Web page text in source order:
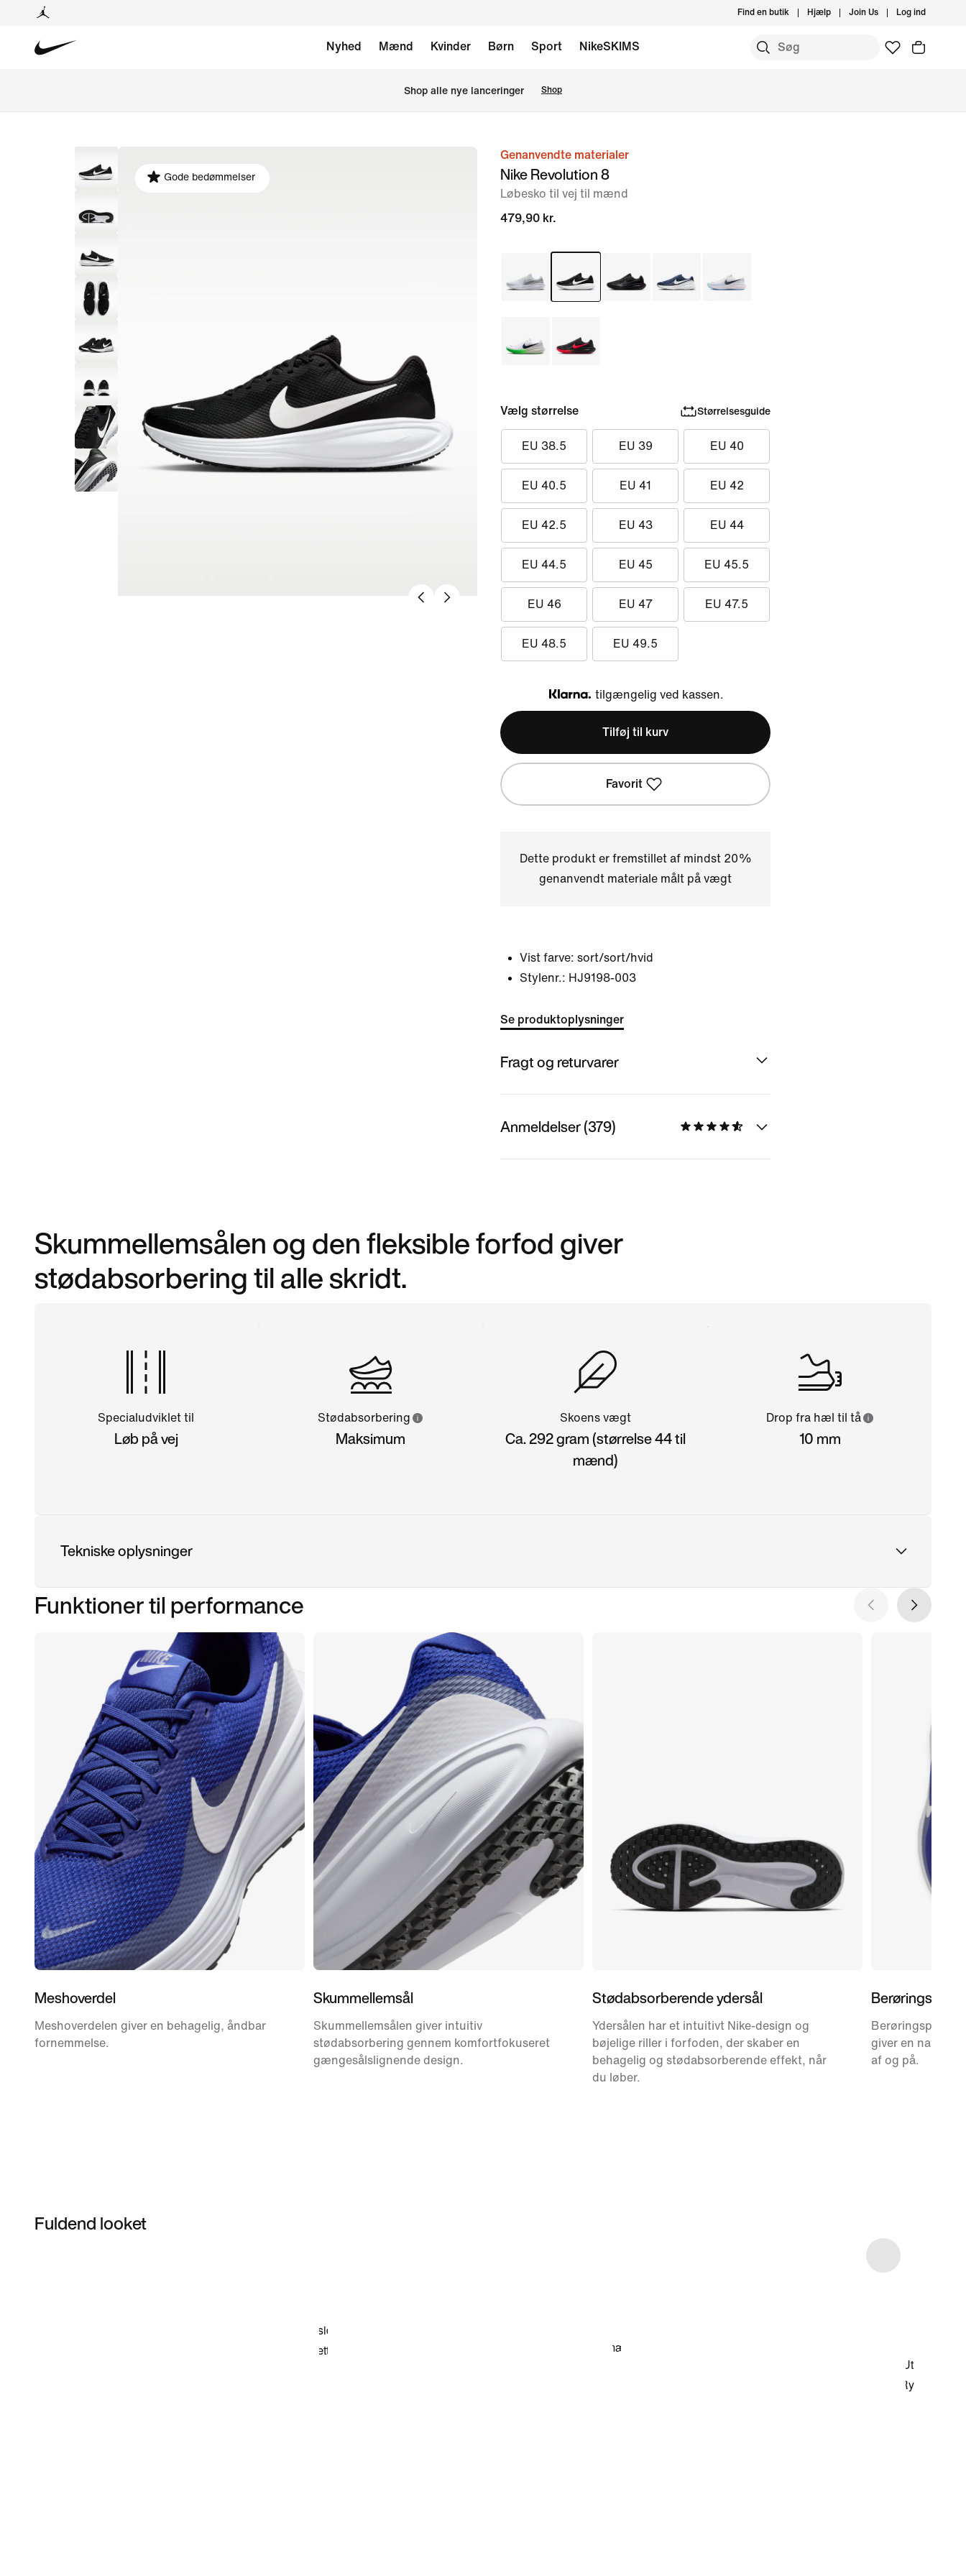
Find en butik Hjælp Join Us Log ind
Nyhed Mænd Kvinder Børn Sport NikeSKIMS
Shop alle nye lanceringer Shop
billede
Gode bedømmelser
Genanvendte materialer
Nike Revolution 8
Løbesko til vej til mænd
479,90 kr.
Vælg størrelse Størrelsesguide
EU 38.5 EU 39 EU 40
EU 40.5 EU 41 EU 42
EU 42.5 EU 43 EU 44
EU 44.5 EU 45 EU 45.5
EU 46 EU 47 EU 47.5
EU 48.5 EU 49.5
Klarna
tilgængelig ved kassen.
Tilføj til kurv
Favorit
Dette produkt er fremstillet af mindst 20%
genanvendt materiale målt på vægt
Vist farve: sort/sort/hvid
Stylenr.: HJ9198-003
Se produktoplysninger
Fragt og returvarer
Anmeldelser (379)
Skummellemsålen og den fleksible forfod giver
stødabsorbering til alle skridt.
Specialudviklet til
Løb på vej
Stødabsorbering
Maksimum
Skoens vægt
Ca. 292 gram (størrelse 44 til
mænd)
Drop fra hæl til tå
10 mm
Tekniske oplysninger
Funktioner til performance
Meshoverdel
Meshoverdelen giver en behagelig, åndbar
fornemmelse.
Skummellemsål
Skummellemsålen giver intuitiv
stødabsorbering gennem komfortfokuseret
gængesålslignende design.
Stødabsorberende ydersål
Ydersålen har et intuitivt Nike-design og
bøjelige riller i forfoden, der skaber en
behagelig og stødabsorberende effekt, når
du løber.
giver en naturlig
af og på.
Fuldend looket